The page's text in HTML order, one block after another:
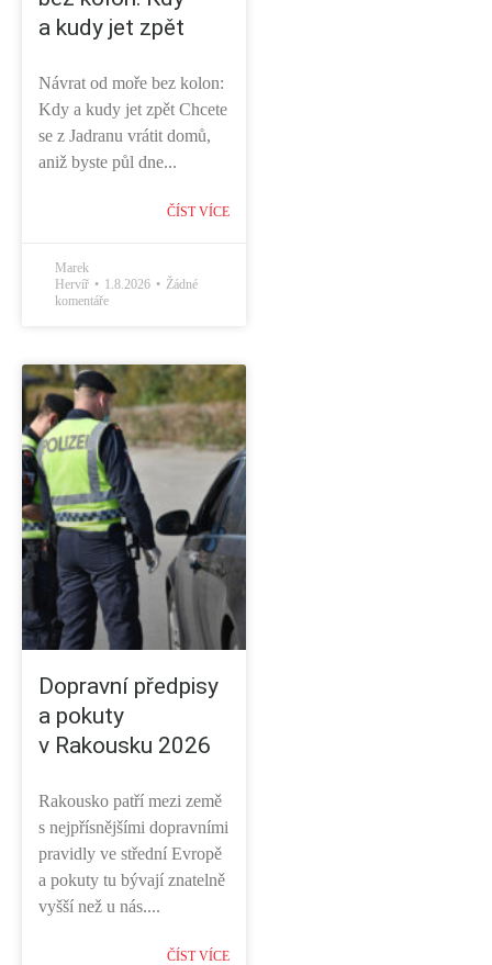
a kudy jet zpět
Návrat od moře bez kolon:
Kdy a kudy jet zpět Chcete
se z Jadranu vrátit domů,
aniž byste půl dne...
ČÍST VÍCE
Marek
Hervíř
1.8.2026
Žádné
komentáře
Dopravní předpisy
a pokuty
v Rakousku 2026
Rakousko patří mezi země
s nejpřísnějšími dopravními
pravidly ve střední Evropě
a pokuty tu bývají znatelně
vyšší než u nás....
ČÍST VÍCE